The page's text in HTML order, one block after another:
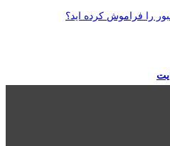
را فراموش کرده اید؟